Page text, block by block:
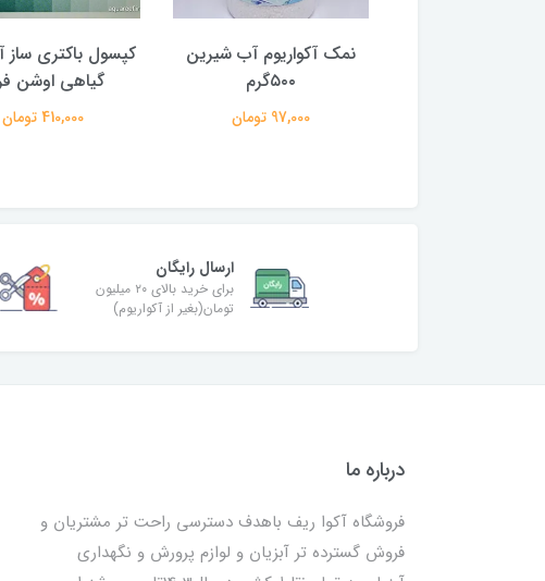
نمک آکواریوم آب شیرین
۵۰۰گرم
97,000 تومان
کپسول باکتری ساز
گیاهی اوشن
410,000 تومان
ارسال رایگان
برای خرید بالای ۲۰ میلیون
تومان(بغیر از آکواریوم)
درباره ما
فروشگاه آکوا ریف باهدف دسترسی راحت تر مشتریان و
فروش گسترده تر آبزیان و لوازم پرورش و نگهداری